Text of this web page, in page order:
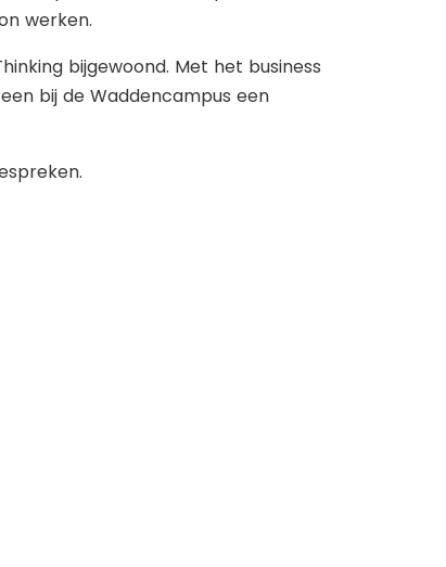
werken.
bijgewoond. Met het business
bij de Waddencampus een